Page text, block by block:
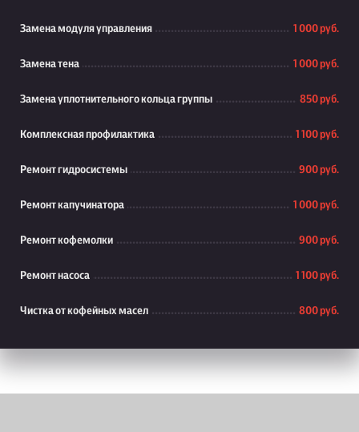
Замена модуля управления 1 000 руб.
Замена тена 1 000 руб.
Замена уплотнительного кольца группы 850 руб.
Комплексная профилактика 1 100 руб.
Ремонт гидросистемы 900 руб.
Ремонт капучинатора 1 000 руб.
Ремонт кофемолки 900 руб.
Ремонт насоса 1 100 руб.
Чистка от кофейных масел 800 руб.